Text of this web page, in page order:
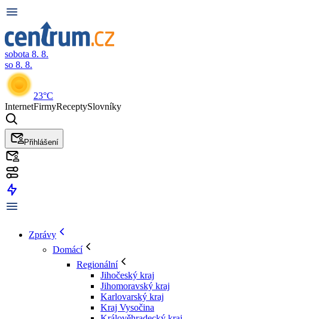
sobota 8. 8.
so 8. 8.
23°C
InternetFirmyReceptySlovníky
Přihlášení
Zprávy
Domácí
Regionální
Jihočeský kraj
Jihomoravský kraj
Karlovarský kraj
Kraj Vysočina